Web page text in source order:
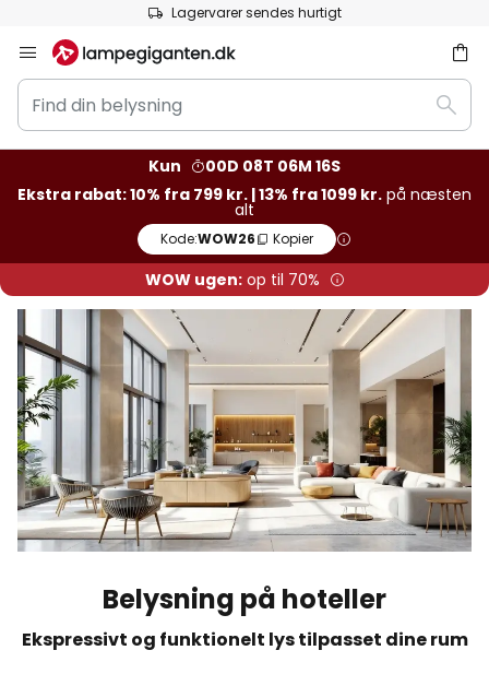
Anbefalelsesværdig hos Trustpilot
to
Content
Find
din
belysning
Søg
Kun
00D 08T 06M 15S
Ekstra rabat: 10% fra 799 kr. | 13% fra 1099 kr. på næsten
alt
Kode:WOW26 Kopier
WOW ugen:op til 70%
Belysning på hoteller
Ekspressivt og funktionelt lys tilpasset dine rum